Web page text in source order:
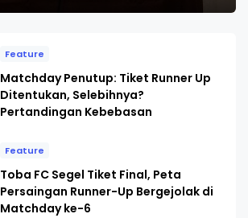
Feature
Matchday Penutup: Tiket Runner Up
Ditentukan, Selebihnya?
Pertandingan Kebebasan
Feature
Toba FC Segel Tiket Final, Peta
Persaingan Runner-Up Bergejolak di
Matchday ke-6